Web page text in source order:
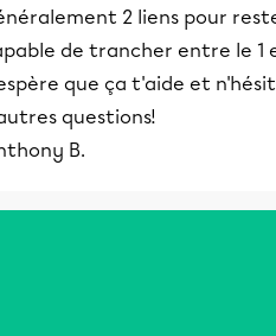
2 liens pour
de trancher entre le 1
que ça t'aide et
questions!
B.